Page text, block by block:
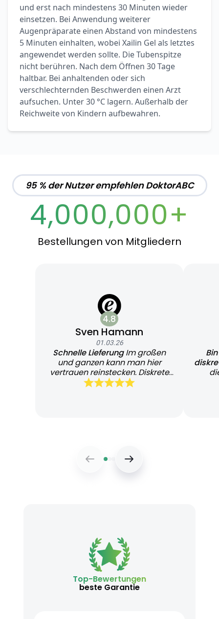
und erst nach mindestens 30 Minuten wieder
einsetzen. Bei Anwendung weiterer
Augenpräparate einen Abstand von mindestens
5 Minuten einhalten, wobei Xailin Gel als letztes
angewendet werden sollte. Die Tubenspitze
nicht berühren. Nach dem Öffnen 30 Tage
haltbar. Bei anhaltenden oder sich
verschlechternden Beschwerden einen Arzt
aufsuchen. Unter 30 °C lagern. Außerhalb der
Reichweite von Kindern aufbewahren.
95 % der Nutzer empfehlen DoktorABC
4,000,000+
Bestellungen von Mitgliedern
4.8
Sven Hamann
01.03.26
Schnelle LieferungIm großen
und ganzen kann man hier
vertrauen reinstecken. Diskrete
und schnelle Lieferung
Top-Bewertungen
beste Garantie